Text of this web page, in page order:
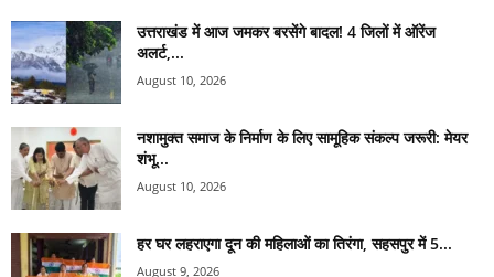
उत्तराखंड में आज जमकर बरसेंगे बादल! 4 जिलों में ऑरेंज
अलर्ट,...
August 10, 2026
नशामुक्त समाज के निर्माण के लिए सामूहिक संकल्प जरूरी: मेयर
शंभू...
August 10, 2026
हर घर लहराएगा दून की महिलाओं का तिरंगा, सहसपुर में 5...
August 9, 2026